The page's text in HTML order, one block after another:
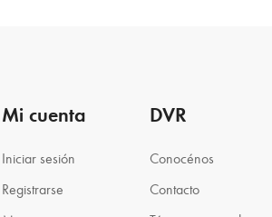
Mi cuenta
Iniciar sesión
Registrarse
DVR
Conocénos
Contacto